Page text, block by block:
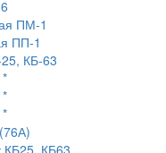
ПМ-1
ПП-1
КБ-63